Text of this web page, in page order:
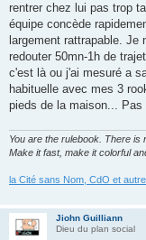
rentrer chez lui pas trop
équipe concède
largement rattrapable.
redouter 50mn-1h de
c'est là ou j'ai mesuré a
habituelle avec mes 3
pieds de la maison...
You are the rulebook. There is
Make it fast, make it colorful
la Cité sans Nom, CdO et
Jiohn Guilliann
Dieu du plan social